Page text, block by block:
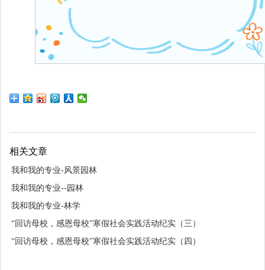
相关文章
我和我的专业-风景园林
我和我的专业--园林
我和我的专业-林学
“回访母校，感恩母校”寒假社会实践活动纪实（三）
“回访母校，感恩母校”寒假社会实践活动纪实（四）